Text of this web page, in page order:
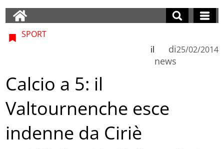
SPORT
di
news
il 25/02/2014
Calcio a 5: il
Valtournenche esce
indenne da Ciriè